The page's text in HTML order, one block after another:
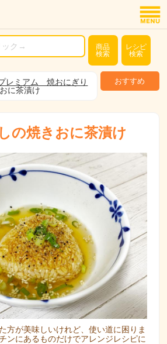
商品
検索
レシピ
検索
レミアム 焼おにぎり
に茶漬け
おすすめ
の焼きおに茶漬け
方が美味しいけれど、使い道に困りま
ンにあるものだけでアレンジレシピに